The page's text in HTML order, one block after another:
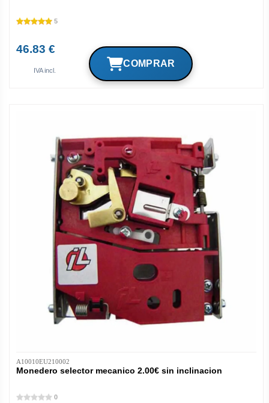
5
46.83 €
IVA incl.
A10010EU210002
Monedero selector mecanico 2.00€ sin inclinacion
0